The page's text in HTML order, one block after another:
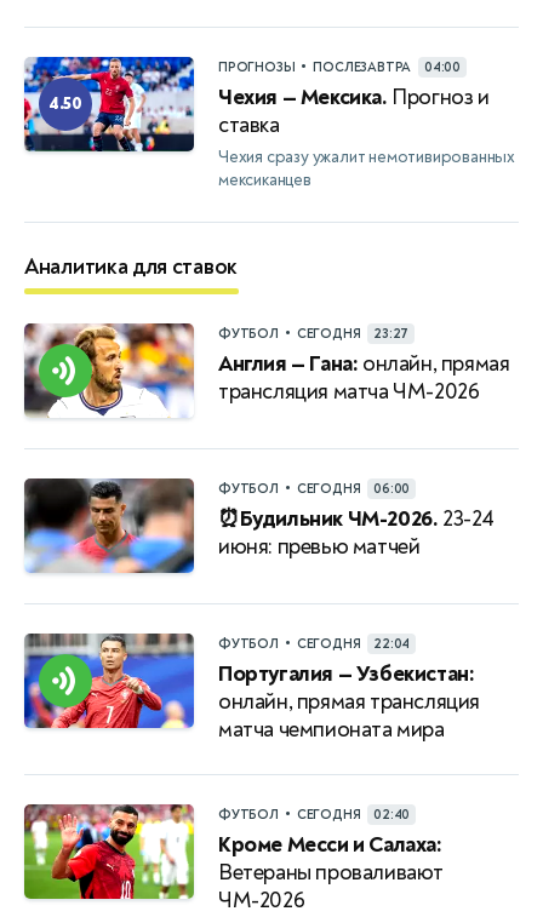
4.50
ПРОГНОЗЫ • ПОСЛЕЗАВТРА 04:00
Чехия — Мексика. Прогноз и
ставка
Чехия сразу ужалит немотивированных
мексиканцев
Аналитика для ставок
ФУТБОЛ • СЕГОДНЯ 23:27
Англия — Гана: онлайн, прямая
трансляция матча ЧМ-2026
ФУТБОЛ • СЕГОДНЯ 06:00
⏰Будильник ЧМ-2026. 23-24
июня: превью матчей
ФУТБОЛ • СЕГОДНЯ 22:04
Португалия — Узбекистан:
онлайн, прямая трансляция
матча чемпионата мира
ФУТБОЛ • СЕГОДНЯ 02:40
Кроме Месси и Салаха:
Ветераны проваливают
ЧМ-2026